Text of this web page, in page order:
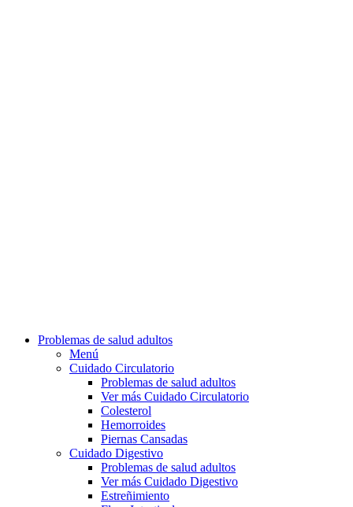
Problemas de salud adultos
Menú
Cuidado Circulatorio
Problemas de salud adultos
Ver más Cuidado Circulatorio
Colesterol
Hemorroides
Piernas Cansadas
Cuidado Digestivo
Problemas de salud adultos
Ver más Cuidado Digestivo
Estreñimiento